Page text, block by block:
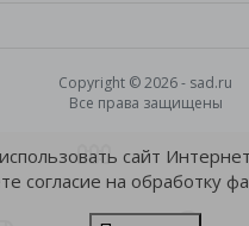
Copyright © 2026 - sad.ru
Все права защищены
сайт
согласие на обработку